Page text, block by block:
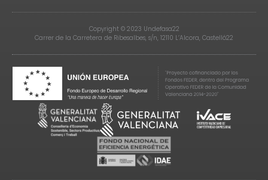
Copyright © 2023 Undefasa22
Carrer de la Carretera de Ribesalbes, s/n, 12110 L’Alcora, Castelló22